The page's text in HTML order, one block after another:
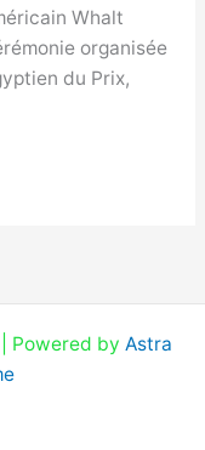
Whalt
organisée
du Prix,
Powered by Astra